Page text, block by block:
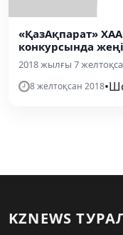
«ҚазАқпарат»
конкурсында
2018 жылғы 7
8 желтоқсан 2018•
KZNEWS